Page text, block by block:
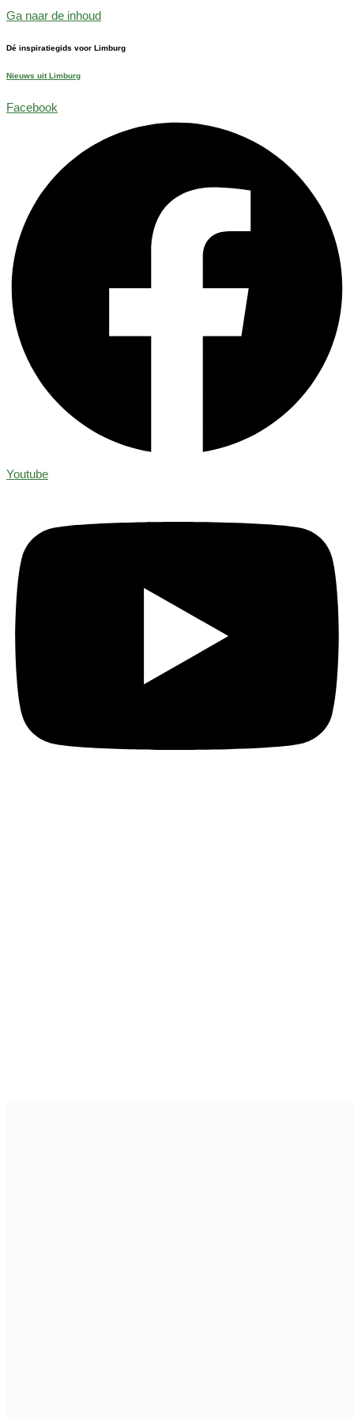
Ga naar de inhoud
Dé inspiratiegids voor Limburg
Nieuws uit Limburg
Facebook
Youtube